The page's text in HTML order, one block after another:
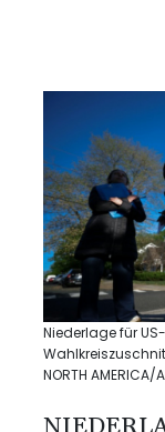
Niederlage für
NORTH AMERICA/